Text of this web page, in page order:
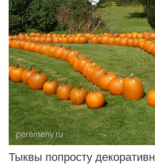
Тыквы попросту